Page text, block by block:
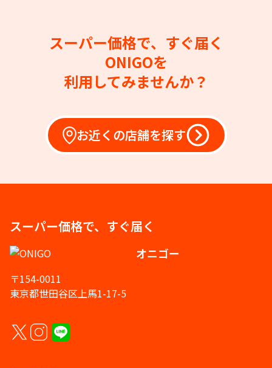
スーパー価格で、すぐ届く
ONIGOを
利用してみませんか？
お近くの店舗を探す
スーパー価格で、すぐ届く
オニゴー
〒154-0011
東京都世田谷区上馬1-17-5